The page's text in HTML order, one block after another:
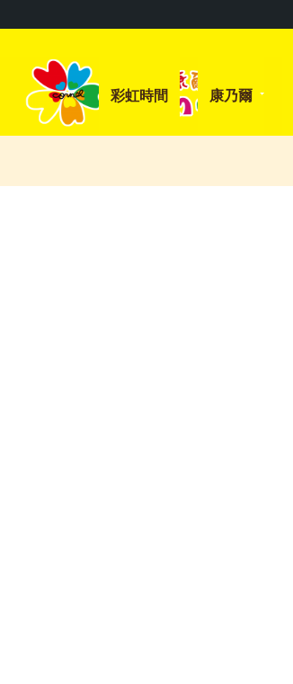
彩虹時間 康乃爾